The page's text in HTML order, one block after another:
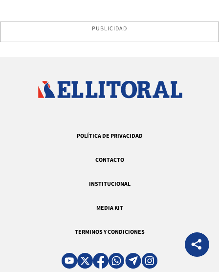
PUBLICIDAD
POLÍTICA DE PRIVACIDAD
CONTACTO
INSTITUCIONAL
MEDIA KIT
TERMINOS Y CONDICIONES